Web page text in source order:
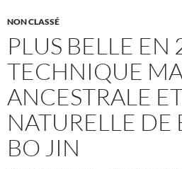
NON CLASSÉ
PLUS BELLE EN
TECHNIQUE
ANCESTRALE
NATURELLE DE
BO JIN